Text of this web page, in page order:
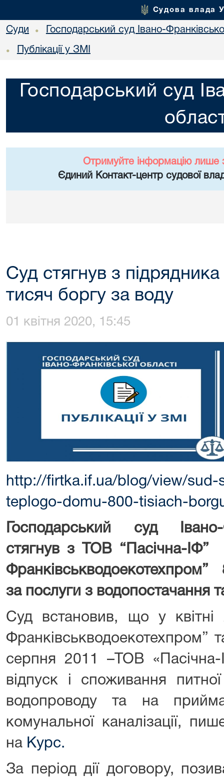
Судова влада
Суди • Господарський суд Івано-
• Публікації у ЗМІ
Господарський суд
Отримуйте інформацію лише
Єдиний Контакт-центр судової
Суд стягнув з
тисяч боргу за воду
01 квітня 2020, 15:45
http://firtka.if.ua/blog/view/
teplogo-domu-800-tisiach-
Господарський суд Івано-
стягнув з ТОВ “Пасічна-
за послуги з водопостачання
Суд встановив, що у
серпня 2011 –ТОВ «Пасічна-
відпуск і споживання
водопроводу та на
комунальної каналізації,
на Курс.
За період дії договору,